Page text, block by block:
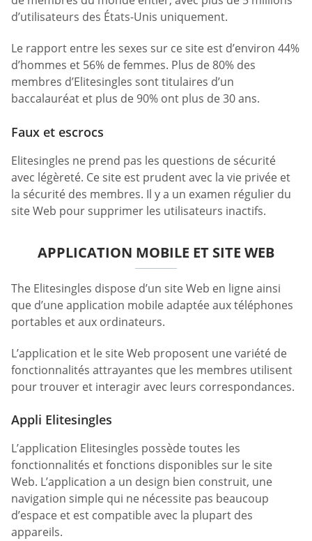
d’utilisateurs des États-Unis uniquement.
Le rapport entre les sexes sur ce site est d’environ 44%
d’hommes et 56% de femmes. Plus de 80% des
membres d’Elitesingles sont titulaires d’un
baccalauréat et plus de 90% ont plus de 30 ans.
Faux et escrocs
Elitesingles ne prend pas les questions de sécurité
avec légèreté. Ce site est prudent avec la vie privée et
la sécurité des membres. Il y a un examen régulier du
site Web pour supprimer les utilisateurs inactifs.
APPLICATION MOBILE ET SITE WEB
The Elitesingles dispose d’un site Web en ligne ainsi
que d’une application mobile adaptée aux téléphones
portables et aux ordinateurs.
L’application et le site Web proposent une variété de
fonctionnalités attrayantes que les membres utilisent
pour trouver et interagir avec leurs correspondances.
Appli Elitesingles
L’application Elitesingles possède toutes les
fonctionnalités et fonctions disponibles sur le site
Web. L’application a un design bien construit, une
navigation simple qui ne nécessite pas beaucoup
d’espace et est compatible avec la plupart des
appareils.